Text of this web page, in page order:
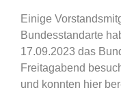
Einige
Bundesstandarte
17.09.2023 das
Freitagabend
und konnten hier